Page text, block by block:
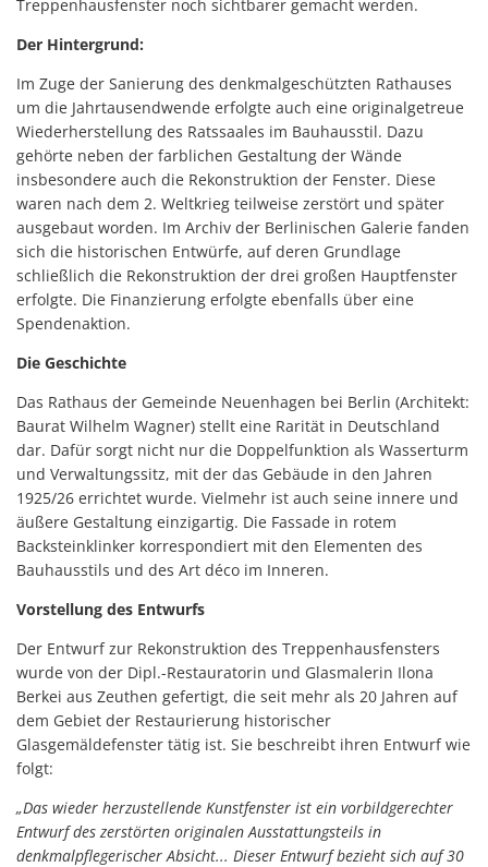
Treppenhausfenster noch sichtbarer gemacht werden.
Der Hintergrund:
Im Zuge der Sanierung des denkmalgeschützten Rathauses
um die Jahrtausendwende erfolgte auch eine originalgetreue
Wiederherstellung des Ratssaales im Bauhausstil. Dazu
gehörte neben der farblichen Gestaltung der Wände
insbesondere auch die Rekonstruktion der Fenster. Diese
waren nach dem 2. Weltkrieg teilweise zerstört und später
ausgebaut worden. Im Archiv der Berlinischen Galerie fanden
sich die historischen Entwürfe, auf deren Grundlage
schließlich die Rekonstruktion der drei großen Hauptfenster
erfolgte. Die Finanzierung erfolgte ebenfalls über eine
Spendenaktion.
Die Geschichte
Das Rathaus der Gemeinde Neuenhagen bei Berlin (Architekt:
Baurat Wilhelm Wagner) stellt eine Rarität in Deutschland
dar. Dafür sorgt nicht nur die Doppelfunktion als Wasserturm
und Verwaltungssitz, mit der das Gebäude in den Jahren
1925/26 errichtet wurde. Vielmehr ist auch seine innere und
äußere Gestaltung einzigartig. Die Fassade in rotem
Backsteinklinker korrespondiert mit den Elementen des
Bauhausstils und des Art déco im Inneren.
Vorstellung des Entwurfs
Der Entwurf zur Rekonstruktion des Treppenhausfensters
wurde von der Dipl.-Restauratorin und Glasmalerin Ilona
Berkei aus Zeuthen gefertigt, die seit mehr als 20 Jahren auf
dem Gebiet der Restaurierung historischer
Glasgemäldefenster tätig ist. Sie beschreibt ihren Entwurf wie
folgt:
„Das wieder herzustellende Kunstfenster ist ein vorbildgerechter
Entwurf des zerstörten originalen Ausstattungsteils in
denkmalpflegerischer Absicht... Dieser Entwurf bezieht sich auf 30